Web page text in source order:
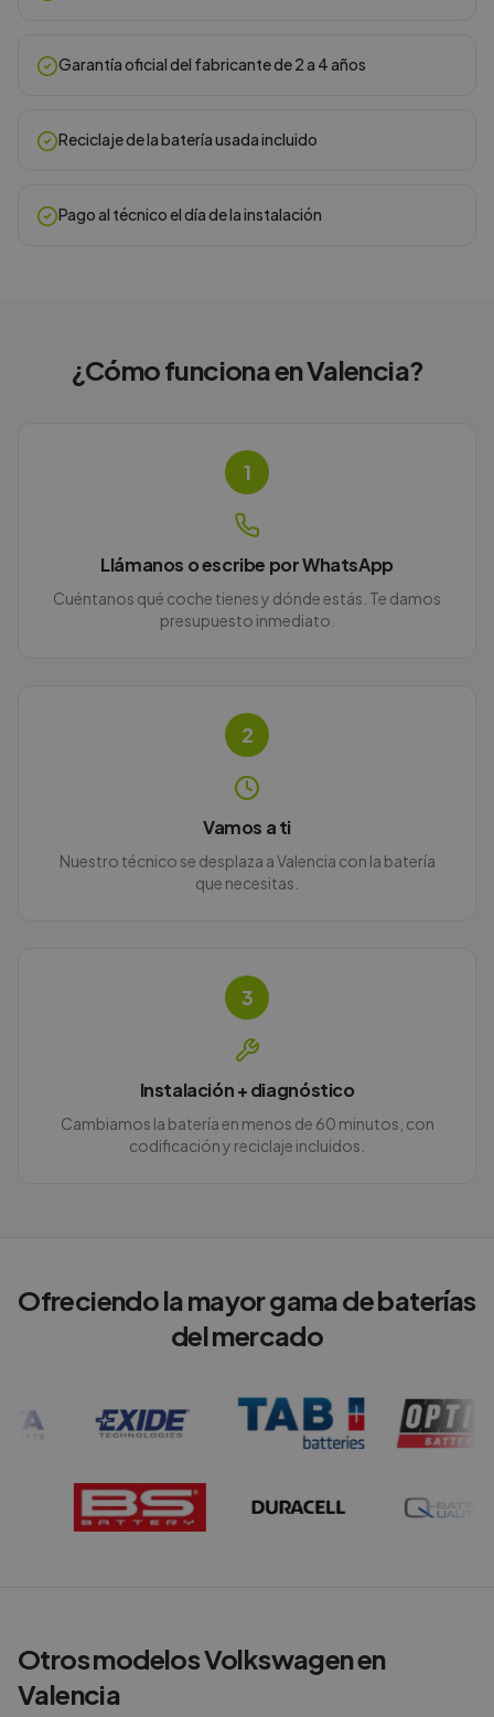
Garantía oficial del fabricante de 2 a 4 años
Reciclaje de la batería usada incluido
Pago al técnico el día de la instalación
¿Cómo funciona enValencia?
1
Llámanos o escribe por WhatsApp
Cuéntanos qué coche tienes y dónde estás. Te damos
presupuesto inmediato.
2
Vamos a ti
Nuestro técnico se desplaza a Valencia con la batería
que necesitas.
3
Instalación + diagnóstico
Cambiamos la batería en menos de 60 minutos, con
codificación y reciclaje incluidos.
Ofreciendo la mayor gama de baterías
del mercado
Otros modelosVolkswagenen
Valencia